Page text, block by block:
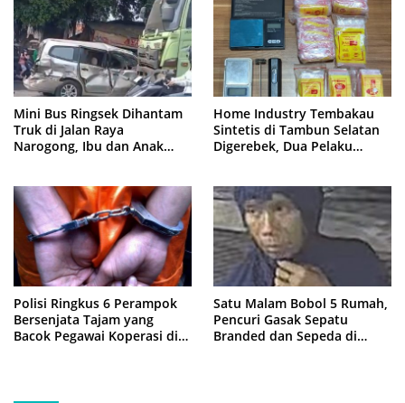
Mini Bus Ringsek Dihantam
Truk di Jalan Raya
Narogong, Ibu dan Anak
Home Industry Tembakau
Sintetis di Tambun Selatan
Digerebek, Dua Pelaku
Polisi Ringkus 6 Perampok
Bersenjata Tajam yang
Bacok Pegawai Koperasi di
Satu Malam Bobol 5 Rumah,
Pencuri Gasak Sepatu
Branded dan Sepeda di